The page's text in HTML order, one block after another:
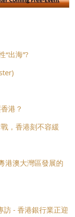
出海”?
港？
，香港刻不容緩
港澳大灣區發展的
訪 - 香港銀行業正迎